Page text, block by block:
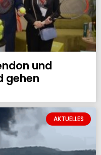
und
gehen
AKTUELLES